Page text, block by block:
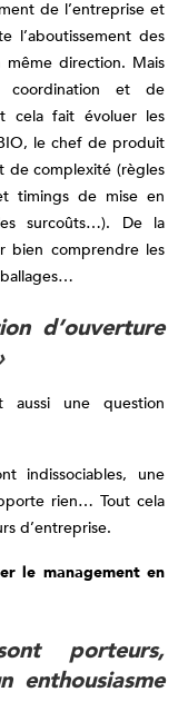
de l’entreprise et
l’aboutissement des
direction. Mais
coordination et de
cela fait évoluer les
le chef de produit
de complexité (règles
timings de mise en
surcoûts…). De la
bien comprendre les
d’ouverture
une question
indissociables, une
rien… Tout cela
d’entreprise.
le management en
porteurs,
enthousiasme